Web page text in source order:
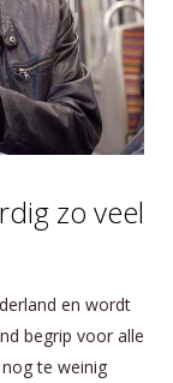
zo veel
en wordt
begrip voor alle
te weinig